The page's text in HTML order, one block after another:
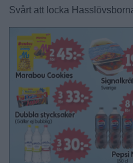
Svårt att locka